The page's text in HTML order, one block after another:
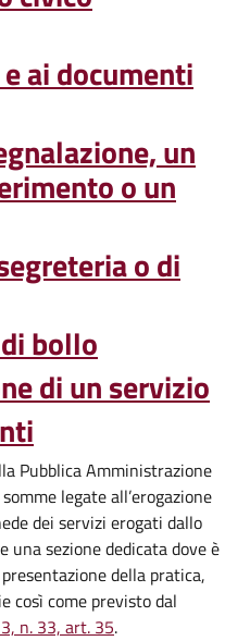
ai documenti
un
o un
o di
bollo
di un servizio
Pubblica Amministrazione
legate all’erogazione
dei servizi erogati dallo
una sezione dedicata dove è
della pratica,
così come previsto dal
n. 33, art. 35.